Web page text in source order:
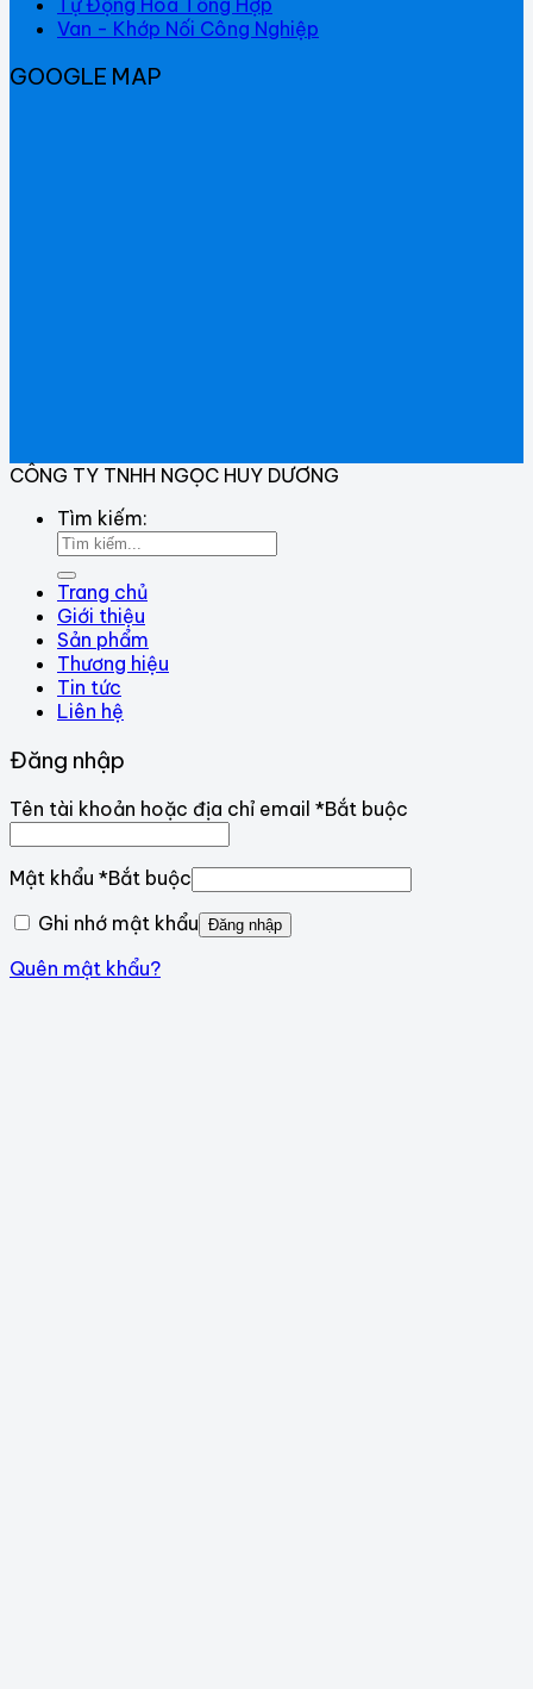
Van - Khớp Nối Công Nghiệp
GOOGLE MAP
CÔNG TY TNHH NGỌC HUY DƯƠNG
Tìm kiếm:
Trang chủ
Giới thiệu
Sản phẩm
Thương hiệu
Tin tức
Liên hệ
Đăng nhập
Tên tài khoản hoặc địa chỉ email *Bắt buộc
Mật khẩu *Bắt buộc
Ghi nhớ mật khẩu Đăng nhập
Quên mật khẩu?